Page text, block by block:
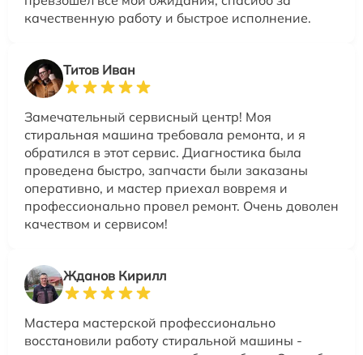
качественную работу и быстрое исполнение.
Титов Иван
Замечательный сервисный центр! Моя
стиральная машина требовала ремонта, и я
обратился в этот сервис. Диагностика была
проведена быстро, запчасти были заказаны
оперативно, и мастер приехал вовремя и
профессионально провел ремонт. Очень доволен
качеством и сервисом!
Жданов Кирилл
Мастера мастерской профессионально
восстановили работу стиральной машины -